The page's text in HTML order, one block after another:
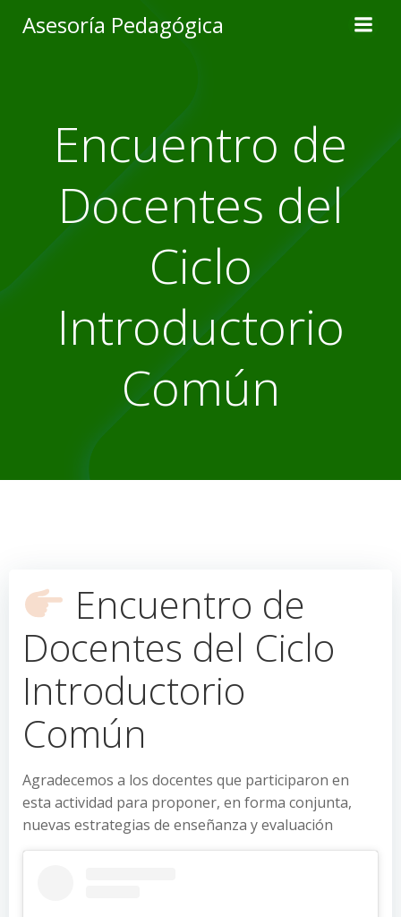
to
Asesoría Pedagógica
Encuentro de
Docentes del
Ciclo
Introductorio
Común
Encuentro de
Docentes del Ciclo
Introductorio
Común
Agradecemos a los docentes que participaron en
esta actividad para proponer, en forma conjunta,
nuevas estrategias de enseñanza y evaluación